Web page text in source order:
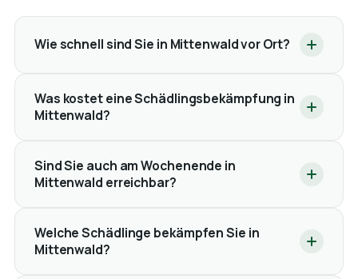
Wie schnell sind Sie in Mittenwald vor Ort?
Was kostet eine Schädlingsbekämpfung in
Mittenwald?
Sind Sie auch am Wochenende in
Mittenwald erreichbar?
Welche Schädlinge bekämpfen Sie in
Mittenwald?